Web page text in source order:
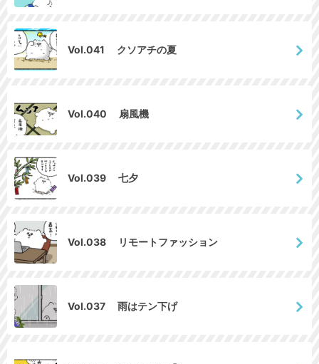
Vol.041 クソアチの夏
Vol.040 扇風機
Vol.039 七夕
Vol.038 リモートファッション
Vol.037 雨はテン下げ